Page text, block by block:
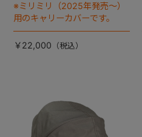
※ミリミリ（2025年発売～）
用のキャリーカバーです。
￥22,000